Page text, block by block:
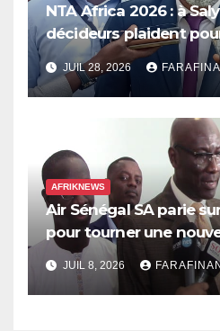
NTA Africa 2026 : à
décideurs plaident
prise en compte de
en Afrique
JUIL 28, 2026
AFRIKNEWS
Air Sénégal SA parie
pour tourner une
JUIL 8, 2026